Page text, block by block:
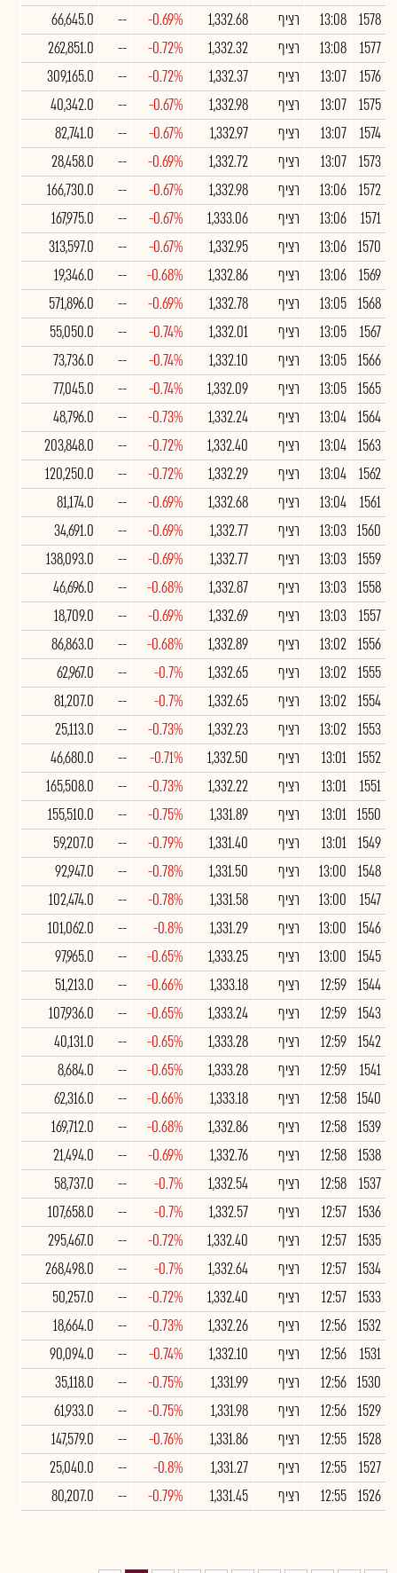
1578
13:08 רציף 1,332.68
-0.69%
--
66,645.0
1577
13:08 רציף 1,332.32
-0.72%
--
262,851.0
1576
13:07 רציף 1,332.37
-0.72%
--
309,165.0
1575
13:07 רציף 1,332.98
-0.67%
--
40,342.0
1574
13:07 רציף 1,332.97
-0.67%
--
82,741.0
1573
13:07 רציף 1,332.72
-0.69%
--
28,458.0
1572
13:06 רציף 1,332.98
-0.67%
--
166,730.0
1571
13:06 רציף 1,333.06
-0.67%
--
167,975.0
1570
13:06 רציף 1,332.95
-0.67%
--
313,597.0
1569
13:06 רציף 1,332.86
-0.68%
--
19,346.0
1568
13:05 רציף 1,332.78
-0.69%
--
571,896.0
1567
13:05 רציף 1,332.01
-0.74%
--
55,050.0
1566
13:05 רציף 1,332.10
-0.74%
--
73,736.0
1565
13:05 רציף 1,332.09
-0.74%
--
77,045.0
1564
13:04 רציף 1,332.24
-0.73%
--
48,796.0
1563
13:04 רציף 1,332.40
-0.72%
--
203,848.0
1562
13:04 רציף 1,332.29
-0.72%
--
120,250.0
1561
13:04 רציף 1,332.68
-0.69%
--
81,174.0
1560
13:03 רציף 1,332.77
-0.69%
--
34,691.0
1559
13:03 רציף 1,332.77
-0.69%
--
138,093.0
1558
13:03 רציף 1,332.87
-0.68%
--
46,696.0
1557
13:03 רציף 1,332.69
-0.69%
--
18,709.0
1556
13:02 רציף 1,332.89
-0.68%
--
86,863.0
1555
13:02 רציף 1,332.65
-0.7%
--
62,967.0
1554
13:02 רציף 1,332.65
-0.7%
--
81,207.0
1553
13:02 רציף 1,332.23
-0.73%
--
25,113.0
1552
13:01 רציף 1,332.50
-0.71%
--
46,680.0
1551
13:01 רציף 1,332.22
-0.73%
--
165,508.0
1550
13:01 רציף 1,331.89
-0.75%
--
155,510.0
1549
13:01 רציף 1,331.40
-0.79%
--
59,207.0
1548
13:00 רציף 1,331.50
-0.78%
--
92,947.0
1547
13:00 רציף 1,331.58
-0.78%
--
102,474.0
1546
13:00 רציף 1,331.29
-0.8%
--
101,062.0
1545
13:00 רציף 1,333.25
-0.65%
--
97,965.0
1544
12:59 רציף 1,333.18
-0.66%
--
51,213.0
1543
12:59 רציף 1,333.24
-0.65%
--
107,936.0
1542
12:59 רציף 1,333.28
-0.65%
--
40,131.0
1541
12:59 רציף 1,333.28
-0.65%
--
8,684.0
1540
12:58 רציף 1,333.18
-0.66%
--
62,316.0
1539
12:58 רציף 1,332.86
-0.68%
--
169,712.0
1538
12:58 רציף 1,332.76
-0.69%
--
21,494.0
1537
12:58 רציף 1,332.54
-0.7%
--
58,737.0
1536
12:57 רציף 1,332.57
-0.7%
--
107,658.0
1535
12:57 רציף 1,332.40
-0.72%
--
295,467.0
1534
12:57 רציף 1,332.64
-0.7%
--
268,498.0
1533
12:57 רציף 1,332.40
-0.72%
--
50,257.0
1532
12:56 רציף 1,332.26
-0.73%
--
18,664.0
1531
12:56 רציף 1,332.10
-0.74%
--
90,094.0
1530
12:56 רציף 1,331.99
-0.75%
--
35,118.0
1529
12:56 רציף 1,331.98
-0.75%
--
61,933.0
1528
12:55 רציף 1,331.86
-0.76%
--
147,579.0
1527
12:55 רציף 1,331.27
-0.8%
--
25,040.0
1526
12:55 רציף 1,331.45
-0.79%
--
80,207.0